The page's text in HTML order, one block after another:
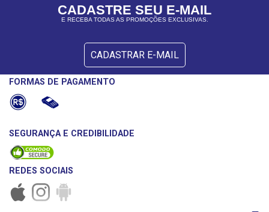
CADASTRE SEU E-MAIL
E RECEBA TODAS AS PROMOÇÕES EXCLUSIVAS.
CADASTRAR E-MAIL
FORMAS DE PAGAMENTO
SEGURANÇA E CREDIBILIDADE
REDES SOCIAIS